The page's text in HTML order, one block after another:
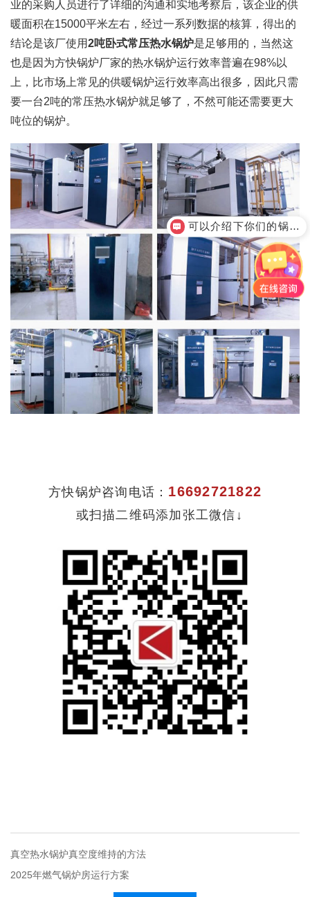
业的采购人员进行了详细的沟通和实地考察后，该企业的供
暖面积在15000平米左右，经过一系列数据的核算，得出的
结论是该厂使用2吨卧式常压热水锅炉是足够用的，当然这
也是因为方快锅炉厂家的热水锅炉运行效率普遍在98%以
上，比市场上常见的供暖锅炉运行效率高出很多，因此只需
要一台2吨的常压热水锅炉就足够了，不然可能还需要更大
吨位的锅炉。
方快锅炉咨询电话： 16692721822
或扫描二维码添加张工微信↓
真空热水锅炉真空度维持的方法
2025年燃气锅炉房运行方案
可以介绍下你们的锅炉产品么